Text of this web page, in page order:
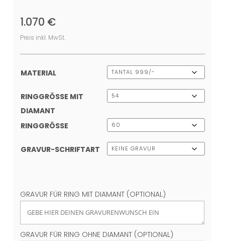
1.070 €
Preis inkl. MwSt.
MATERIAL
RINGGRÖSSE MIT D
IAMANT
RINGGRÖSSE
GRAVUR-SCHRIFTART
GRAVUR FÜR RING MIT DIAMANT (OPTIONAL)
GRAVUR FÜR RING OHNE DIAMANT (OPTIONAL)